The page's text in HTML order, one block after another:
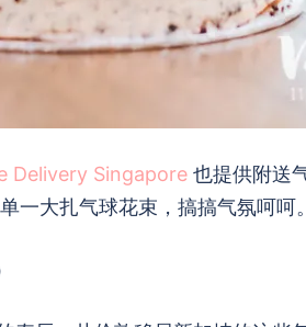
Delivery Singapore 也提供附送
一大扎气球花束，搞搞气氛呵呵。